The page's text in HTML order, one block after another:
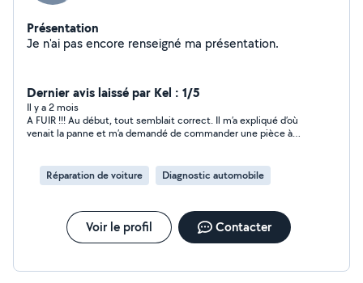
Présentation
Je n'ai pas encore renseigné ma présentation.
Dernier avis laissé par Kel : 1/5
Il y a 2 mois
A FUIR !!! Au début, tout semblait correct. Il m’a expliqué d’où
venait la panne et m’a demandé de commander une pièce à
nouvelle malgré plusieurs relances. En plus de cela, il annonce
un prix au départ puis le modifie ensuite. Manque de sérieux et
perte de temps et d’argent.
Réparation de voiture Diagnostic automobile
Voir le profil Contacter